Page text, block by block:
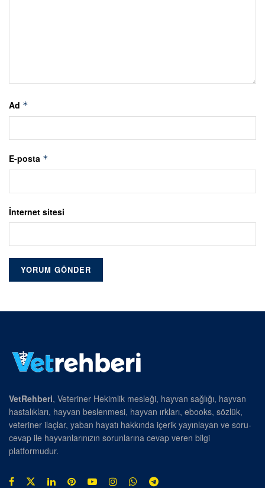
Ad *
E-posta *
İnternet sitesi
VetRehberi, Veteriner Hekimlik mesleği, hayvan sağlığı, hayvan
hastalıkları, hayvan beslenmesi, hayvan ırkları, ebooks, sözlük,
veteriner ilaçlar, yaban hayatı hakkında içerik yayınlayan ve soru-
cevap ile hayvanlarınızın sorunlarına cevap veren bilgi
platformudur.